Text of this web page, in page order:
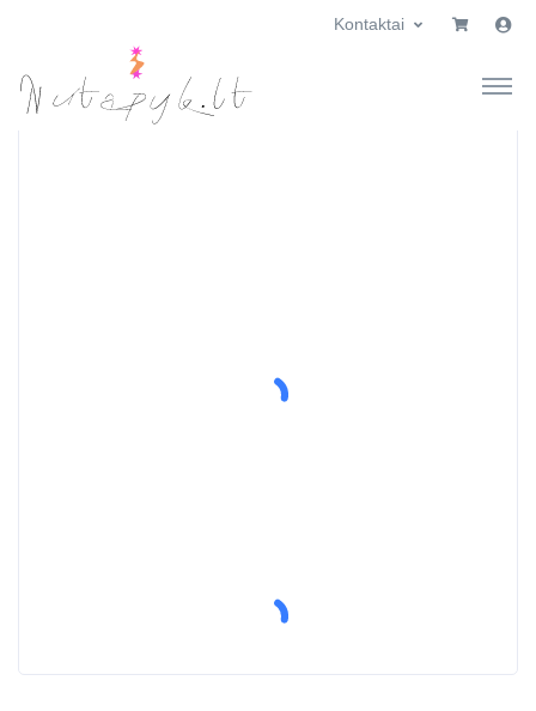
Kontaktai
××